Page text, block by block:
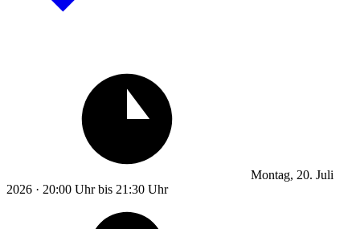
Montag, 20. Juli
2026 · 20:00 Uhr bis 21:30 Uhr